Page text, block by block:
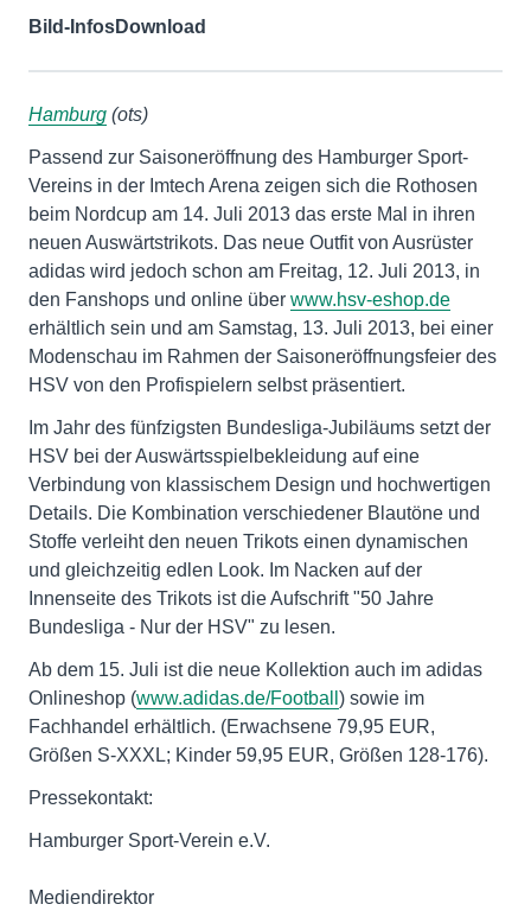
Bild-InfosDownload
Hamburg (ots)
Passend zur Saisoneröffnung des Hamburger Sport-
Vereins in der Imtech Arena zeigen sich die Rothosen
beim Nordcup am 14. Juli 2013 das erste Mal in ihren
neuen Auswärtstrikots. Das neue Outfit von Ausrüster
adidas wird jedoch schon am Freitag, 12. Juli 2013, in
den Fanshops und online über www.hsv-eshop.de
erhältlich sein und am Samstag, 13. Juli 2013, bei einer
Modenschau im Rahmen der Saisoneröffnungsfeier des
HSV von den Profispielern selbst präsentiert.
Im Jahr des fünfzigsten Bundesliga-Jubiläums setzt der
HSV bei der Auswärtsspielbekleidung auf eine
Verbindung von klassischem Design und hochwertigen
Details. Die Kombination verschiedener Blautöne und
Stoffe verleiht den neuen Trikots einen dynamischen
und gleichzeitig edlen Look. Im Nacken auf der
Innenseite des Trikots ist die Aufschrift "50 Jahre
Bundesliga - Nur der HSV" zu lesen.
Ab dem 15. Juli ist die neue Kollektion auch im adidas
Onlineshop (www.adidas.de/Football ) sowie im
Fachhandel erhältlich. (Erwachsene 79,95 EUR,
Größen S-XXXL; Kinder 59,95 EUR, Größen 128-176).
Pressekontakt:
Hamburger Sport-Verein e.V.
Mediendirektor